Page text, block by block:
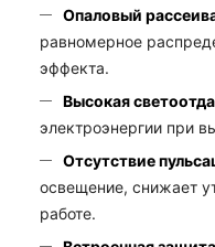
Опаловый
равномерное
эффекта.
Высокая
электроэнергии при
Отсутствие
освещение, снижает
работе.